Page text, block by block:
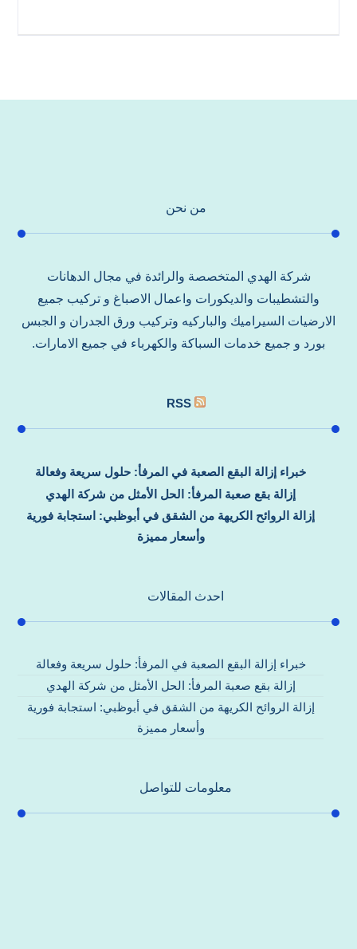
من نحن
شركة الهدي المتخصصة والرائدة في مجال الدهانات
والتشطيبات والديكورات واعمال الاصباغ و تركيب جميع
الارضيات السيراميك والباركيه وتركيب ورق الجدران و الجبس
بورد و جميع خدمات السباكة والكهرباء في جميع الامارات.
RSS
خبراء إزالة البقع الصعبة في المرفأ: حلول سريعة وفعالة
إزالة بقع صعبة المرفأ: الحل الأمثل من شركة الهدي
إزالة الروائح الكريهة من الشقق في أبوظبي: استجابة فورية
وأسعار مميزة
احدث المقالات
خبراء إزالة البقع الصعبة في المرفأ: حلول سريعة وفعالة
إزالة بقع صعبة المرفأ: الحل الأمثل من شركة الهدي
إزالة الروائح الكريهة من الشقق في أبوظبي: استجابة فورية
وأسعار مميزة
معلومات للتواصل